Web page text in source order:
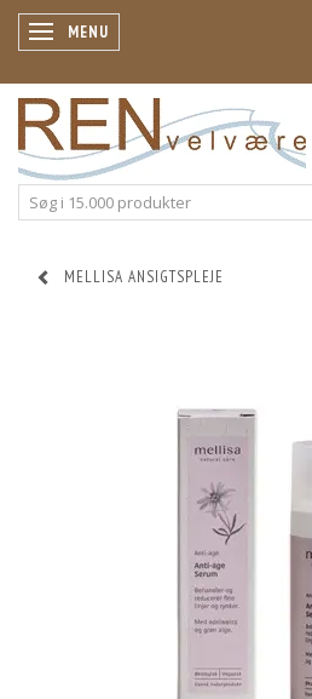
SKIFTE NAVIGATION
MENU
MELLISA ANSIGTSPLEJE